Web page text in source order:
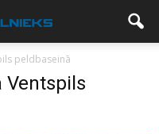
peldbaseinā
Ventspils